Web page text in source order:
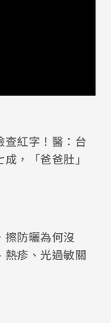
查紅字！醫：台
，「爸爸肚」
擦防曬為何沒
熱疹、光過敏關